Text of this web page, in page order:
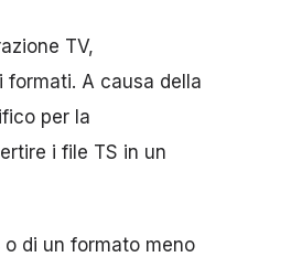
TV,
formati. A causa della
per la
i file TS in un
di un formato meno